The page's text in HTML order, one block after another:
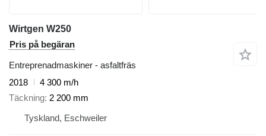
Wirtgen W250
Pris på begäran
Entreprenadmaskiner - asfaltfräs
2018
4 300 m/h
Täckning 2 200 mm
Tyskland, Eschweiler